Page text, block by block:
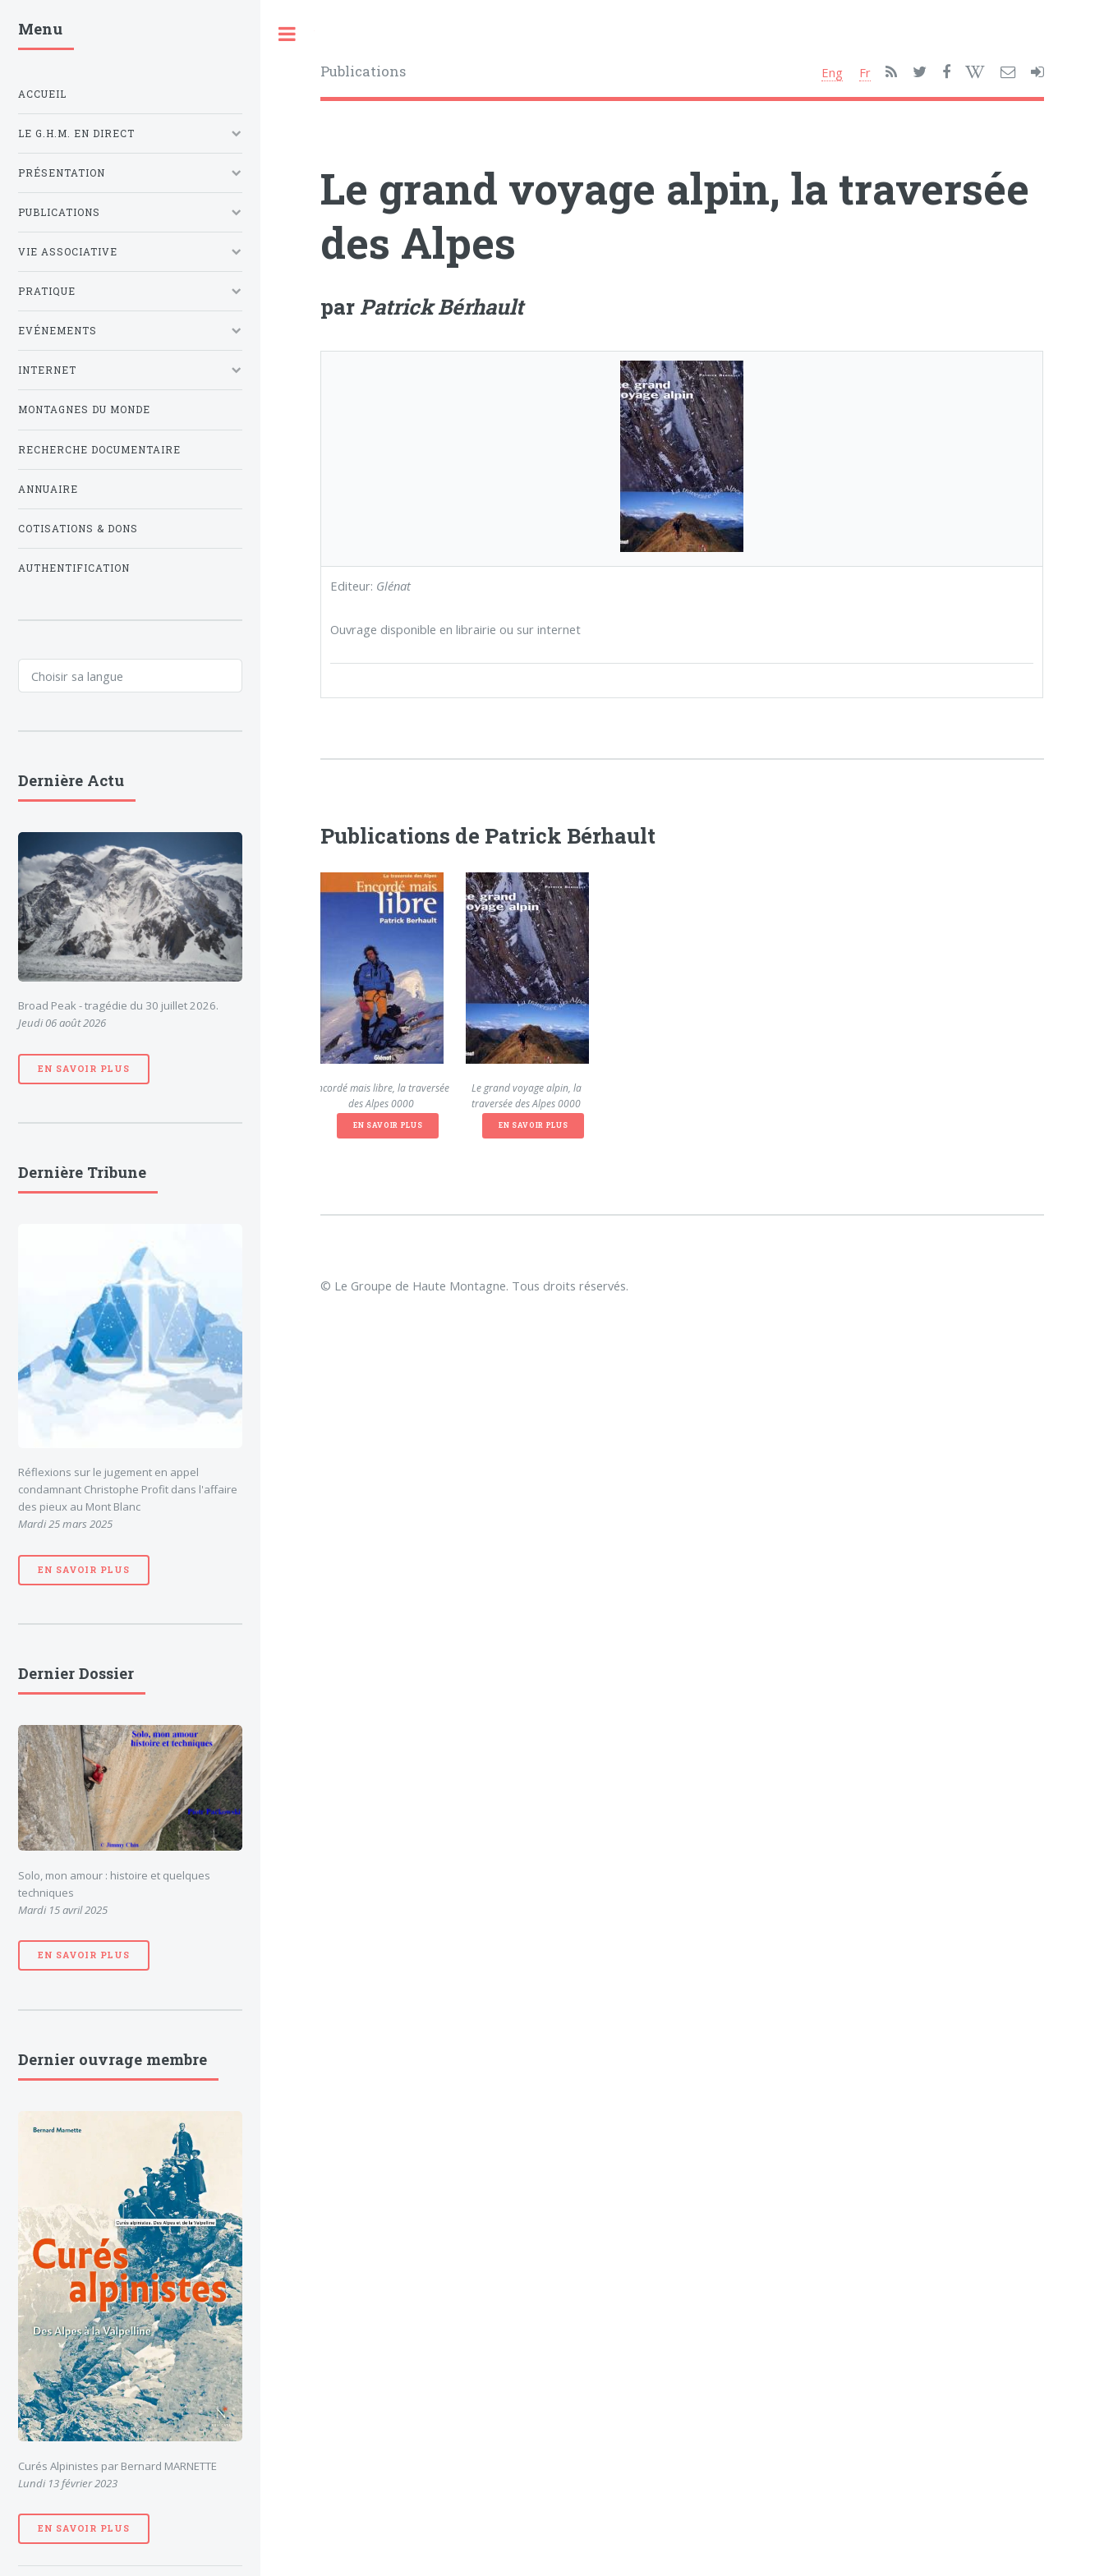
Publications Eng Fr
Le grand voyage alpin, la traversée
des Alpes
parPatrick Bérhault
Editeur: Glénat
Ouvrage disponible en librairie ou sur internet
Publications de Patrick Bérhault
Encordé mais libre, la traversée
des Alpes 0000
EN SAVOIR PLUS
Le grand voyage alpin, la
traversée des Alpes 0000
EN SAVOIR PLUS
© Le Groupe de Haute Montagne. Tous droits réservés.
Menu
ACCUEIL
LE G.H.M. EN DIRECT
PRÉSENTATION
PUBLICATIONS
VIE ASSOCIATIVE
PRATIQUE
EVÉNEMENTS
INTERNET
MONTAGNES DU MONDE
RECHERCHE DOCUMENTAIRE
ANNUAIRE
COTISATIONS & DONS
AUTHENTIFICATION
Dernière Actu
Broad Peak - tragédie du 30 juillet 2026.
Jeudi 06 août 2026
EN SAVOIR PLUS
Dernière Tribune
Réflexions sur le jugement en appel
condamnant Christophe Profit dans l'affaire
des pieux au Mont Blanc
Mardi 25 mars 2025
EN SAVOIR PLUS
Dernier Dossier
Solo, mon amour : histoire et quelques
techniques
Mardi 15 avril 2025
EN SAVOIR PLUS
Dernier ouvrage membre
Curés Alpinistes par Bernard MARNETTE
Lundi 13 février 2023
EN SAVOIR PLUS